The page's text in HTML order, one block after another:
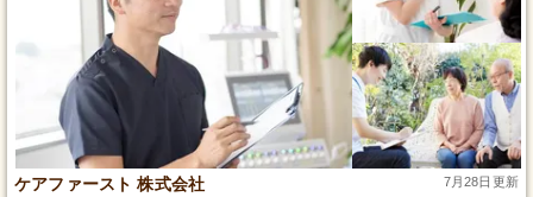
ケアファースト 株式会社 7月28日更新